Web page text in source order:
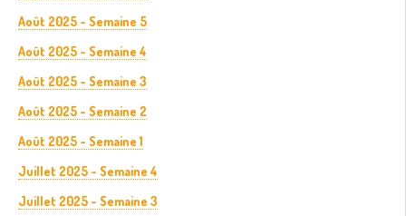
Août 2025 - Semaine 5
Août 2025 - Semaine 4
Août 2025 - Semaine 3
Août 2025 - Semaine 2
Août 2025 - Semaine 1
Juillet 2025 - Semaine 4
Juillet 2025 - Semaine 3